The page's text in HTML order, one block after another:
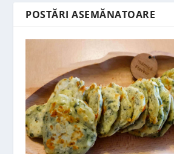
POSTĂRI ASEMĂNATOARE